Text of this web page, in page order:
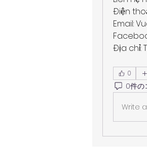
Điện
Email:
Địa chỉ:
0
0件の
Write